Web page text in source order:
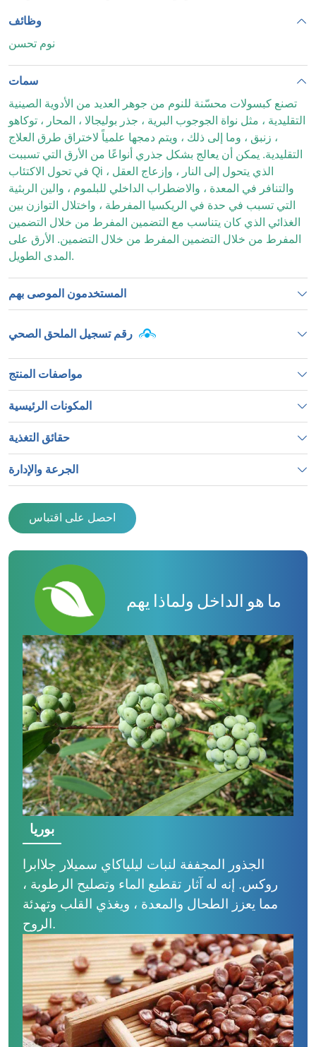
وظائف
نوم تحسن
سمات
تصنع كبسولات محسّنة للنوم من جوهر العديد من الأدوية الصينية
التقليدية ، مثل نواة الجوجوب البرية ، جذر بوليجالا ، المحار ، توكاهو
، زنبق ، وما إلى ذلك ، ويتم دمجها علمياً لاختراق طرق العلاج
التقليدية. يمكن أن يعالج بشكل جذري أنواعًا من الأرق التي تسببت
في تحول الاكتئاب Qi الذي يتحول إلى النار ، وإزعاج العقل ،
والتنافر في المعدة ، والاضطراب الداخلي للبلموم ، والين الربثية
التي تسبب في حدة في الريكسيا المفرطة ، واختلال التوازن بين
الغذائي الذي كان يتناسب مع التضمين المفرط من خلال التضمين
المفرط من خلال التضمين المفرط من خلال التضمين. الأرق على
المدى الطويل.
المستخدمون الموصى بهم
رقم تسجيل الملحق الصحي
مواصفات المنتج
المكونات الرئيسية
حقائق التغذية
الجرعة والإدارة
احصل على اقتباس
ما هو الداخل ولماذا يهم
بوريا
الجذور المجففة لنبات ليلياكاي سميلار جلاابرا
روكس. إنه له آثار تقطيع الماء وتصليح الرطوبة ،
مما يعزز الطحال والمعدة ، ويغذي القلب وتهدئة
الروح.